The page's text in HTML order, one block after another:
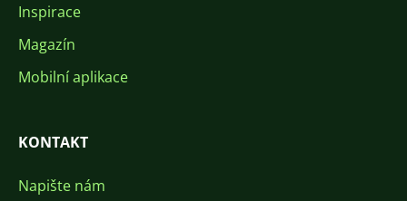
Inspirace
Magazín
Mobilní aplikace
KONTAKT
Napište nám